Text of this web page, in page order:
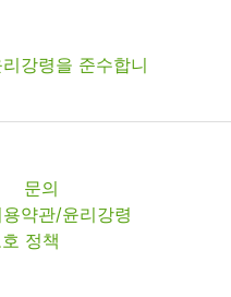
문의
용약관/윤리강령
정책